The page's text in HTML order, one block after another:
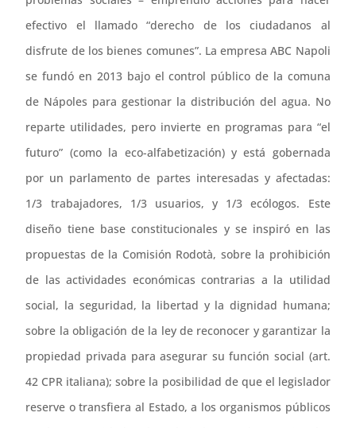
efectivo el llamado “derecho de los ciudadanos al
disfrute de los bienes comunes”. La empresa ABC Napoli
se fundó en 2013 bajo el control público de la comuna
de Nápoles para gestionar la distribución del agua. No
reparte utilidades, pero invierte en programas para “el
futuro” (como la eco-alfabetización) y está gobernada
por un parlamento de partes interesadas y afectadas:
1/3 trabajadores, 1/3 usuarios, y 1/3 ecólogos. Este
diseño tiene base constitucionales y se inspiró en las
propuestas de la Comisión Rodotà, sobre la prohibición
de las actividades económicas contrarias a la utilidad
social, la seguridad, la libertad y la dignidad humana;
sobre la obligación de la ley de reconocer y garantizar la
propiedad privada para asegurar su función social (art.
42 CPR italiana); sobre la posibilidad de que el legislador
reserve o transfiera al Estado, a los organismos públicos